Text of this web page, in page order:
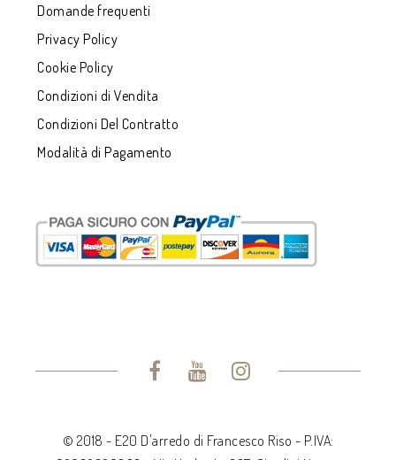
Domande frequenti
Privacy Policy
Cookie Policy
Condizioni di Vendita
Condizioni Del Contratto
Modalità di Pagamento
© 2018 - E20 D'arredo di Francesco Riso - P.IVA: